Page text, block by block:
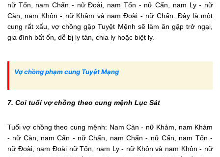
nữ Tốn, nam Chấn - nữ Đoài, nam Tốn - nữ Cấn, nam Ly - nữ
Càn, nam Khôn - nữ Khảm và nam Đoài - nữ Chấn. Đây là một
cung rất xấu, vợ chồng gặp Tuyệt Mệnh sẽ làm ăn gặp trở ngại,
gia đình bất ổn, dễ bị ly tán, chia ly hoặc biệt ly.
Vợ chồng phạm cung Tuyệt Mạng
7. Coi tuổi vợ chồng theo cung mệnh Lục Sát
Tuổi vợ chồng theo cung mệnh: Nam Càn - nữ Khảm, nam Khảm
- nữ Càn, nam Cấn - nữ Chấn, nam Chấn - nữ Cấn, nam Tốn -
nữ Đoài, nam Đoài nữ Tốn, nam Ly - nữ Khôn và nam Khôn - nữ